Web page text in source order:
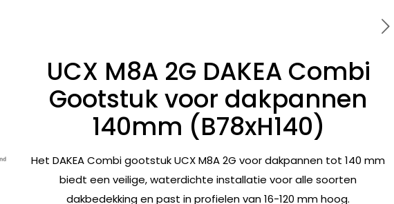
UCX M8A 2G DAKEA Combi
Gootstuk voor dakpannen
140mm (B78xH140)
Het DAKEA Combi gootstuk UCX M8A 2G voor dakpannen tot 140 mm
biedt een veilige, waterdichte installatie voor alle soorten
dakbedekking en past in profielen van 16-120 mm hoog.